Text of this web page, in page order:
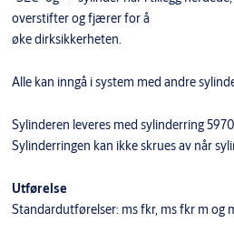
overstifter og fjærer for å
øke dirksikkerheten.
Alle kan inngå i system med andre
Sylinderen leveres med sylinderring
Sylinderringen kan ikke skrues av når
Utførelse
Standardutførelser: ms fkr, ms fkr m og